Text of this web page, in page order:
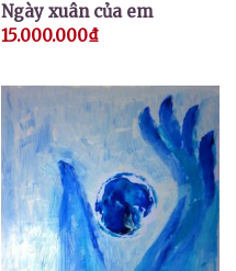
Ngày xuân của em
15.000.000₫